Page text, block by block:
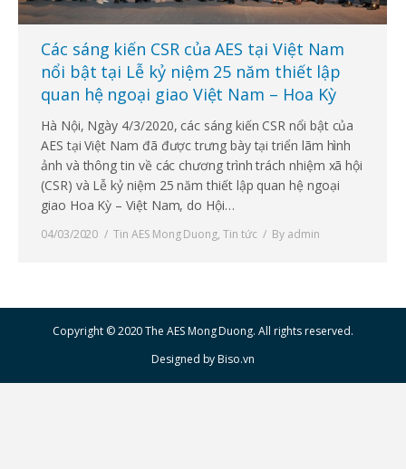
Các sáng kiến CSR của AES tại Việt Nam
nổi bật tại Lễ kỷ niệm 25 năm thiết lập
quan hệ ngoại giao Việt Nam – Hoa Kỳ
Hà Nội, Ngày 4/3/2020, các sáng kiến CSR nổi bật của
AES tại Việt Nam đã được trưng bày tại triển lãm hình
ảnh và thông tin về các chương trình trách nhiệm xã hội
(CSR) và Lễ kỷ niệm 25 năm thiết lập quan hệ ngoại
giao Hoa Kỳ – Việt Nam, do Hội…
04/03/2020 Tin AES Mong Duong, Tin tức By admin
Copyright © 2020 The AES Mong Duong. All rights reserved.
Designed byBiso.vn